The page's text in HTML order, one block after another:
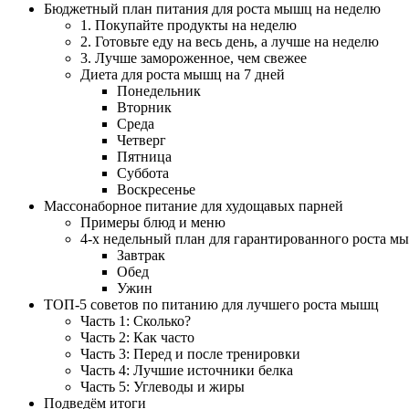
Бюджетный план питания для роста мышц на неделю
1. Покупайте продукты на неделю
2. Готовьте еду на весь день, а лучше на неделю
3. Лучше замороженное, чем свежее
Диета для роста мышц на 7 дней
Понедельник
Вторник
Среда
Четверг
Пятница
Суббота
Воскресенье
Массонаборное питание для худощавых парней
Примеры блюд и меню
4-х недельный план для гарантированного роста
Завтрак
Обед
Ужин
ТОП-5 советов по питанию для лучшего роста мышц
Часть 1: Сколько?
Часть 2: Как часто
Часть 3: Перед и после тренировки
Часть 4: Лучшие источники белка
Часть 5: Углеводы и жиры
Подведём итоги